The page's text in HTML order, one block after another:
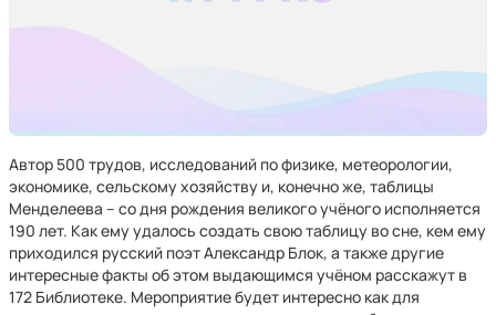
Автор 500 трудов, исследований по физике, метеорологии,
экономике, сельскому хозяйству и, конечно же, таблицы
Менделеева – со дня рождения великого учёного исполняется
190 лет. Как ему удалось создать свою таблицу во сне, кем ему
приходился русский поэт Александр Блок, а также другие
интересные факты об этом выдающимся учёном расскажут в
172 Библиотеке. Мероприятие будет интересно как для